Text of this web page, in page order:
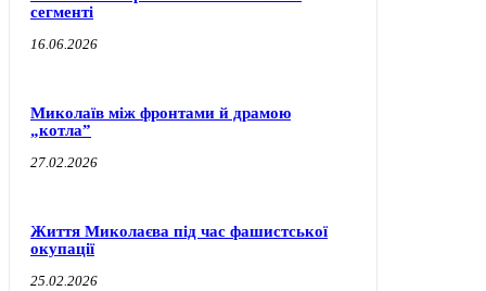
сегменті
16.06.2026
Миколаїв між фронтами й драмою
„котла”
27.02.2026
Життя Миколаєва під час фашистської
окупації
25.02.2026